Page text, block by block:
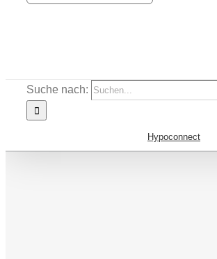
Suche nach:
Hypoconnect